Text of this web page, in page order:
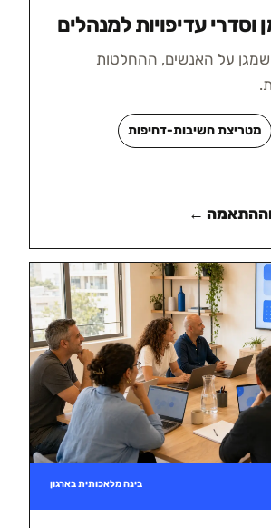
וסדרי עדיפויות למנהלים
שמגן על האנשים, ההחלטות
מטריצת חשיבות-דחיפות
וההתאמה ←
בינה מלאכותית בארגון